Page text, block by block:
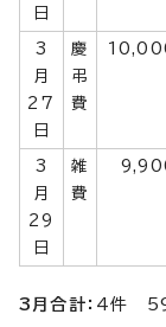
日
3
月
27
日
慶
弔
費
3
月
29
日
雑
費
3月合計： 4件